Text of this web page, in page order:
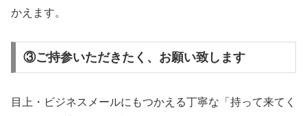
かえます。
③ご持参いただきたく、お願い致します
目上・ビジネスメールにもつかえる丁寧な「持って来てく